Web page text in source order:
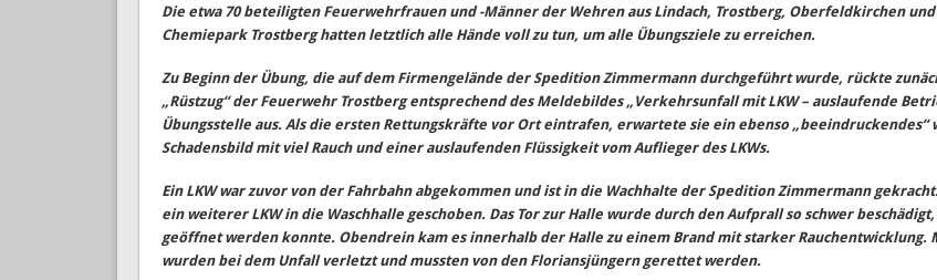
Die etwa 70 beteiligten Feuerwehrfrauen und -Männer der Wehren aus Lindach, Trostberg, Oberfeldkirchen
Chemiepark Trostberg hatten letztlich alle Hände voll zu tun, um alle Übungsziele zu erreichen.
Zu Beginn der Übung, die auf dem Firmengelände der Spedition Zimmermann durchgeführt wurde, rückte
„Rüstzug“ der Feuerwehr Trostberg entsprechend des Meldebildes „Verkehrsunfall mit LKW – auslaufende
Übungsstelle aus. Als die ersten Rettungskräfte vor Ort eintrafen, erwartete sie ein ebenso „beeindruckendes“
Schadensbild mit viel Rauch und einer auslaufenden Flüssigkeit vom Auflieger des LKWs.
Ein LKW war zuvor von der Fahrbahn abgekommen und ist in die Wachhalte der Spedition Zimmermann
ein weiterer LKW in die Waschhalle geschoben. Das Tor zur Halle wurde durch den Aufprall so schwer
geöffnet werden konnte. Obendrein kam es innerhalb der Halle zu einem Brand mit starker Rauchentwicklung.
wurden bei dem Unfall verletzt und mussten von den Floriansjüngern gerettet werden.